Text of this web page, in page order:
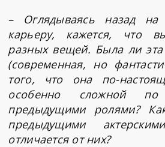
– Оглядываясь назад на
карьеру, кажется, что
разных вещей. Была ли эта
(современная, но
того, что она по-
особенно сложной
предыдущими ролями?
предыдущими
отличается от них?